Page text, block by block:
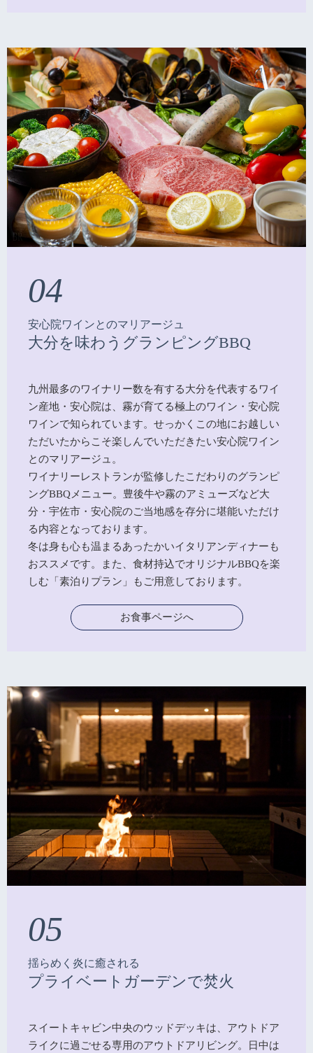
04
安心院ワインとのマリアージュ
大分を味わうグランピングBBQ
九州最多のワイナリー数を有する大分を代表するワイ
ン産地・安心院は、霧が育てる極上のワイン・安心院
ワインで知られています。せっかくこの地にお越しい
ただいたからこそ楽しんでいただきたい安心院ワイン
とのマリアージュ。
ワイナリーレストランが監修したこだわりのグランピ
ングBBQメニュー。豊後牛や霧のアミューズなど大
分・宇佐市・安心院のご当地感を存分に堪能いただけ
る内容となっております。
冬は身も心も温まるあったかいイタリアンディナーも
おススメです。また、食材持込でオリジナルBBQを楽
しむ「素泊りプラン」もご用意しております。
お食事ページへ
05
揺らめく炎に癒される
プライベートガーデンで焚火
スイートキャビン中央のウッドデッキは、アウトドア
ライクに過ごせる専用のアウトドアリビング。日中は